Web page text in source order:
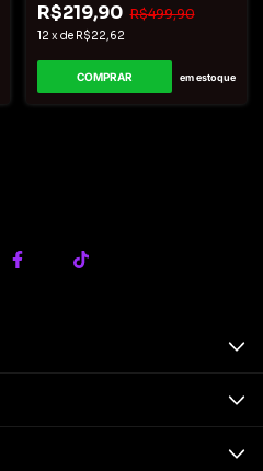
R$219,90 R$499,90
12 xde R$22,62
COMPRAR em estoque